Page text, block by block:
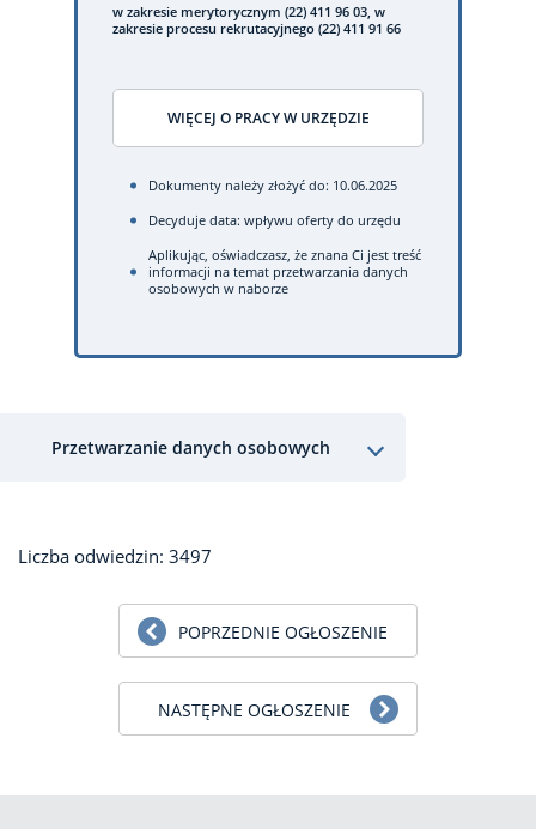
w zakresie merytorycznym (22) 411 96 03, w
zakresie procesu rekrutacyjnego (22) 411 91 66
WIĘCEJ O PRACY W URZĘDZIE
Dokumenty należy złożyć do: 10.06.2025
Decyduje data: wpływu oferty do urzędu
Aplikując, oświadczasz, że znana Ci jest treść
informacji na temat przetwarzania danych
osobowych w naborze
Przetwarzanie danych osobowych
Liczba odwiedzin: 3497
POPRZEDNIE OGŁOSZENIE
NASTĘPNE OGŁOSZENIE